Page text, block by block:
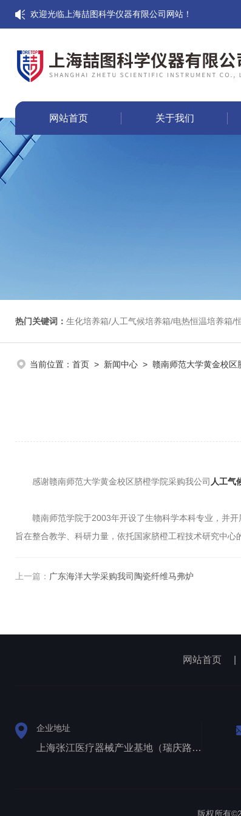
欢迎光临上海喆图科学仪器有限公司网站！
网站首页 关于我们
热门关键词： 生化培养箱/人工气候培养箱/电热恒温培养箱/恒温恒湿箱/光照培养箱/二
当前位置： 首页 > 新闻中心 > 赣南师范大学黄金校区
感谢赣南师范大学黄金校区脐橙学院采购我公司 人工气
赣南师范学院于2003年开设了生物科学本科专业，并开
旨在整合教学、科研力量，依托国家脐橙工程技术研究中
上一篇： 广东海洋大学采购我司陶瓷纤维马弗炉
网站首页
企业地址
上海张江医疗器械产业基地（瑞庆路528号）
版权所有